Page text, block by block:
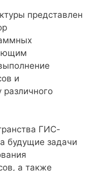
представлен
и
различного
ГИС-
будущие задачи
а также